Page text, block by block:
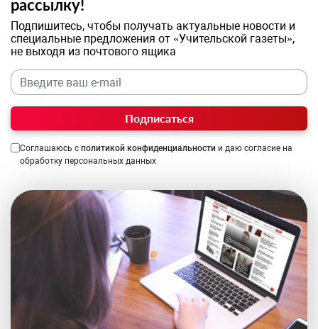
рассылку!
Подпишитесь, чтобы получать актуальные новости и
специальные предложения от «Учительской газеты»,
не выходя из почтового ящика
Подписаться
Соглашаюсь с политикой конфиденциальности и даю согласие на
обработку персональных данных